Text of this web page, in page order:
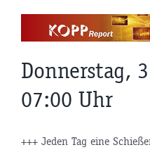
Donnerstag,
07:00 Uhr
+++ Jeden Tag eine